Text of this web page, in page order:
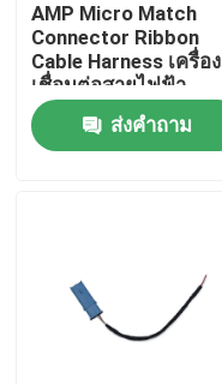
สินค้า
แสดง VR
ควบคุมคุณภาพ
AMP Micro Match
Connector Ribbon
Cable Harness เครื่อง
เชื่อมต่อสายไฟฟ้า
ส่งคำถาม